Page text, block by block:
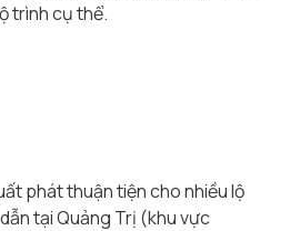
trình cụ thể.
phát thuận tiện cho nhiều lộ
tại Quảng Trị (khu vực